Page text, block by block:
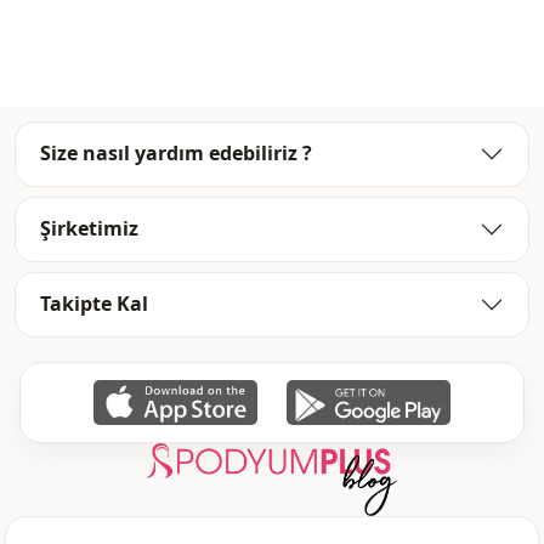
Size nasıl yardım edebiliriz ?
Şirketimiz
Takipte Kal